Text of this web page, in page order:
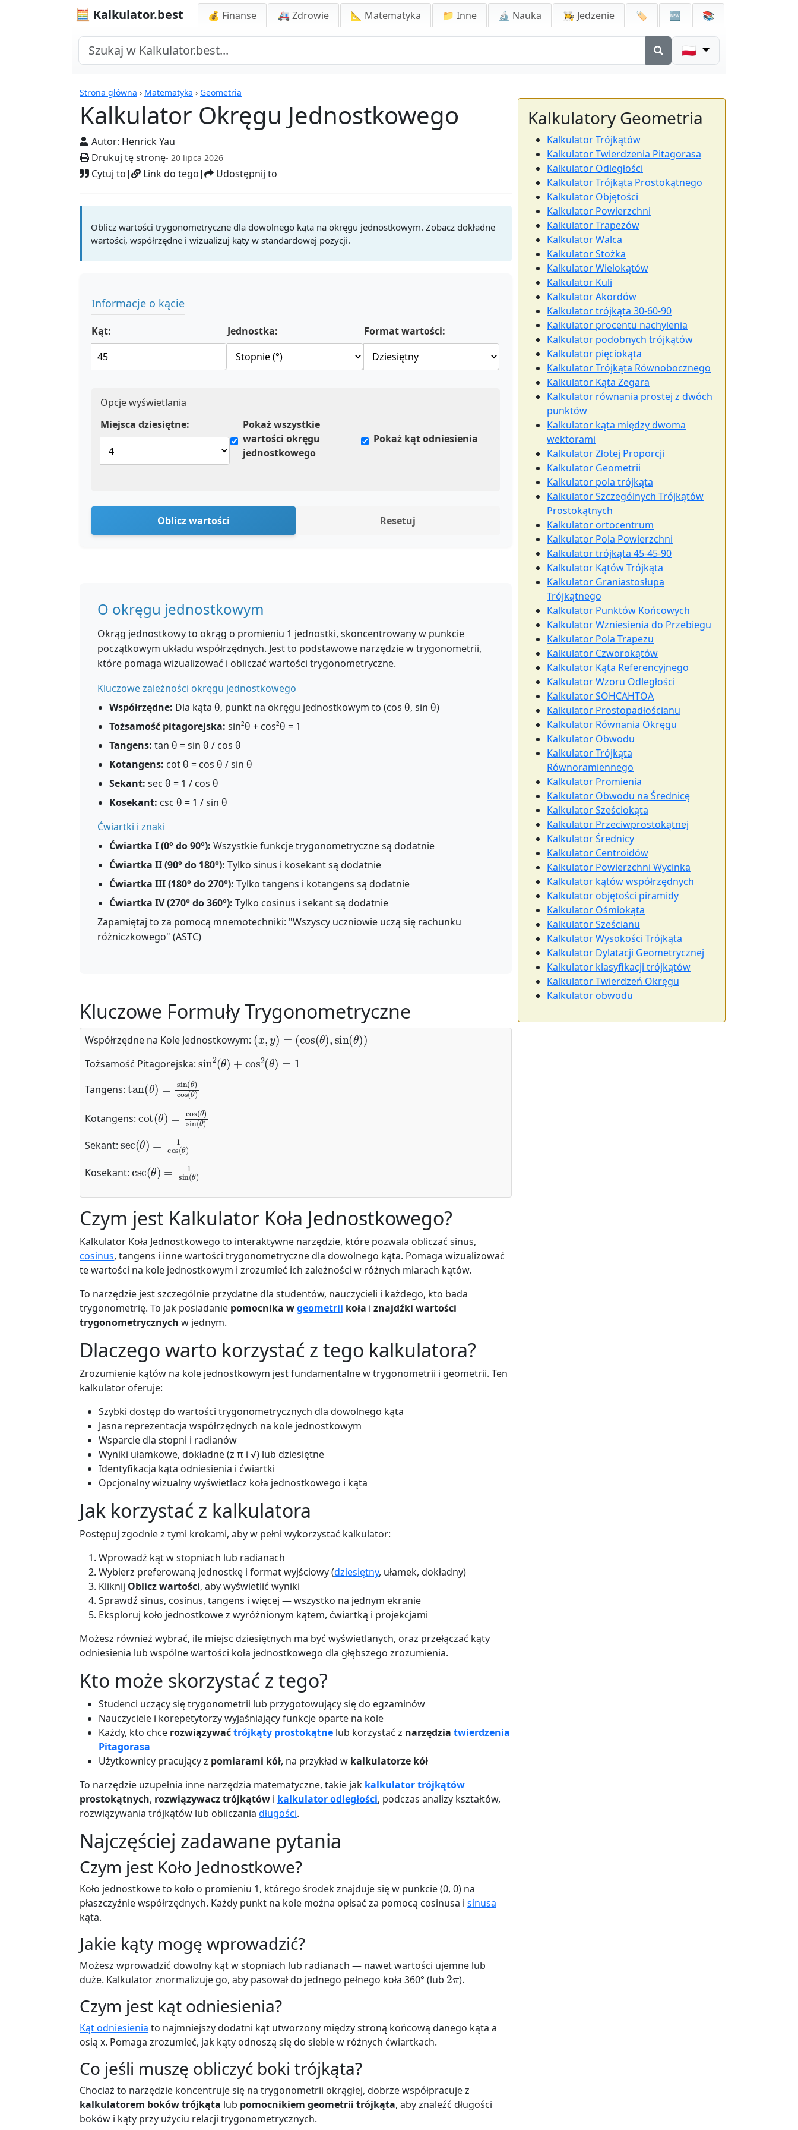
🧮 Kalkulator.best 💰 Finanse 🚑 Zdrowie 📐 Matematyka 📁 Inne 🔬 Nauka 👩‍🍳 Jedzenie 🏷️ 🆕 📚
🇵🇱
Strona główna › Matematyka › Geometria
Kalkulator Okręgu Jednostkowego
Autor: Henrick Yau
Drukuj tę stronę- 20 lipca 2026
Cytuj to| Link do tego| Udostępnij to
Kalkulatory
Oblicz wartości trygonometryczne dla dowolnego kąta na okręgu jednostkowym. Zobacz dokładne
wartości, współrzędne i wizualizuj kąty w standardowej pozycji.
Informacje o kącie
Kąt: Jednostka: Format wartości:
Opcje wyświetlania
Miejsca dziesiętne:
Pokaż wszystkie
wartości okręgu
jednostkowego
Pokaż kąt odniesienia
Oblicz wartości Resetuj
O okręgu jednostkowym
Okrąg jednostkowy to okrąg o promieniu 1 jednostki, skoncentrowany w punkcie
początkowym układu współrzędnych. Jest to podstawowe narzędzie w trygonometrii,
które pomaga wizualizować i obliczać wartości trygonometryczne.
Kluczowe zależności okręgu jednostkowego
Współrzędne: Dla kąta θ, punkt na okręgu jednostkowym to (cos θ, sin θ)
Tożsamość pitagorejska: sin²θ + cos²θ = 1
Tangens: tan θ = sin θ / cos θ
Kotangens: cot θ = cos θ / sin θ
Sekant: sec θ = 1 / cos θ
Kosekant: csc θ = 1 / sin θ
Ćwiartki i znaki
Ćwiartka I (0° do 90°): Wszystkie funkcje trygonometryczne są dodatnie
Ćwiartka II (90° do 180°): Tylko sinus i kosekant są dodatnie
Ćwiartka III (180° do 270°): Tylko tangens i kotangens są dodatnie
Ćwiartka IV (270° do 360°): Tylko cosinus i sekant są dodatnie
Zapamiętaj to za pomocą mnemotechniki: "Wszyscy uczniowie uczą się rachunku
różniczkowego" (ASTC)
Kluczowe Formuły Trygonometryczne
Współrzędne na Kole Jednostkowym:
(x,y)=(cos(θ),sin(θ))
Tożsamość Pitagorejska:
sin2(θ 2(θ
Tangens:
tan (θ) sin(θ)cos
Kotangens:
(θ cos(θ)
Sekant:
(θ cos
Kosekant:
(θ sin
Czym jest Kalkulator Koła Jednostkowego?
Kalkulator Koła Jednostkowego to interaktywne narzędzie, które pozwala obliczać sinus,
cosinus, tangens i inne wartości trygonometryczne dla dowolnego kąta. Pomaga wizualizować
te wartości na kole jednostkowym i zrozumieć ich zależności w różnych miarach kątów.
To narzędzie jest szczególnie przydatne dla studentów, nauczycieli i każdego, kto bada
trygonometrię. To jak posiadanie pomocnika wgeometrii koła i znajdźki wartości
trygonometrycznych w jednym.
Dlaczego warto korzystać z tego kalkulatora?
Zrozumienie kątów na kole jednostkowym jest fundamentalne w trygonometrii i geometrii. Ten
kalkulator oferuje:
Szybki dostęp do wartości trygonometrycznych dla dowolnego kąta
Jasna reprezentacja współrzędnych na kole jednostkowym
Wsparcie dla stopni i radianów
Wyniki ułamkowe, dokładne (z π i √) lub dziesiętne
Identyfikacja kąta odniesienia i ćwiartki
Opcjonalny wizualny wyświetlacz koła jednostkowego i kąta
Jak korzystać z kalkulatora
Postępuj zgodnie z tymi krokami, aby w pełni wykorzystać kalkulator:
Wprowadź kąt w stopniach lub radianach
Wybierz preferowaną jednostkę i format wyjściowy (dziesiętny, ułamek, dokładny)
Kliknij Oblicz wartości, aby wyświetlić wyniki
Sprawdź sinus, cosinus, tangens i więcej — wszystko na jednym ekranie
Eksploruj koło jednostkowe z wyróżnionym kątem, ćwiartką i projekcjami
Możesz również wybrać, ile miejsc dziesiętnych ma być wyświetlanych, oraz przełączać kąty
odniesienia lub wspólne wartości koła jednostkowego dla głębszego zrozumienia.
Kto może skorzystać z tego?
Studenci uczący się trygonometrii lub przygotowujący się do egzaminów
Nauczyciele i korepetytorzy wyjaśniający funkcje oparte na kole
Każdy, kto chce rozwiązywaćtrójkąty prostokątne lub korzystać z narzędzia twierdzenia
Pitagorasa
Użytkownicy pracujący z pomiarami kół, na przykład w kalkulatorze kół
To narzędzie uzupełnia inne narzędzia matematyczne, takie jak kalkulator trójkątów
prostokątnych, rozwiązywacz trójkątów i kalkulator odległości, podczas analizy kształtów,
rozwiązywania trójkątów lub obliczania długości.
Najczęściej zadawane pytania
Czym jest Koło Jednostkowe?
Koło jednostkowe to koło o promieniu 1, którego środek znajduje się w punkcie (0, 0) na
płaszczyźnie współrzędnych. Każdy punkt na kole można opisać za pomocą cosinusa i sinusa
kąta.
Jakie kąty mogę wprowadzić?
Możesz wprowadzić dowolny kąt w stopniach lub radianach — nawet wartości ujemne lub
duże. Kalkulator znormalizuje go, aby pasował do jednego pełnego koła 360° (lub
2π
).
Czym jest kąt odniesienia?
Kąt odniesienia to najmniejszy dodatni kąt utworzony między stroną końcową danego kąta a
osią x. Pomaga zrozumieć, jak kąty odnoszą się do siebie w różnych ćwiartkach.
Co jeśli muszę obliczyć boki trójkąta?
Chociaż to narzędzie koncentruje się na trygonometrii okrągłej, dobrze współpracuje z
kalkulatorem boków trójkąta lub pomocnikiem geometrii trójkąta, aby znaleźć długości
boków i kąty przy użyciu relacji trygonometrycznych.
Kalkulatory Geometria
Kalkulator Trójkątów
Kalkulator Twierdzenia Pitagorasa
Kalkulator Odległości
Kalkulator Trójkąta Prostokątnego
Kalkulator Objętości
Kalkulator Powierzchni
Kalkulator Trapezów
Kalkulator Walca
Kalkulator Stożka
Kalkulator Wielokątów
Kalkulator Kuli
Kalkulator Akordów
Kalkulator trójkąta 30-60-90
Kalkulator procentu nachylenia
Kalkulator podobnych trójkątów
Kalkulator pięciokąta
Kalkulator Trójkąta Równobocznego
Kalkulator Kąta Zegara
Kalkulator równania prostej z dwóch
punktów
Kalkulator kąta między dwoma
wektorami
Kalkulator Złotej Proporcji
Kalkulator Geometrii
Kalkulator pola trójkąta
Kalkulator Szczególnych Trójkątów
Prostokątnych
Kalkulator ortocentrum
Kalkulator Pola Powierzchni
Kalkulator trójkąta 45-45-90
Kalkulator Kątów Trójkąta
Kalkulator Graniastosłupa
Trójkątnego
Kalkulator Punktów Końcowych
Kalkulator Wzniesienia do Przebiegu
Kalkulator Pola Trapezu
Kalkulator Czworokątów
Kalkulator Kąta Referencyjnego
Kalkulator Wzoru Odległości
Kalkulator SOHCAHTOA
Kalkulator Prostopadłościanu
Kalkulator Równania Okręgu
Kalkulator Obwodu
Kalkulator Trójkąta
Równoramiennego
Kalkulator Promienia
Kalkulator Obwodu na Średnicę
Kalkulator Sześciokąta
Kalkulator Przeciwprostokątnej
Kalkulator Średnicy
Kalkulator Centroidów
Kalkulator Powierzchni Wycinka
Kalkulator kątów współrzędnych
Kalkulator objętości piramidy
Kalkulator Ośmiokąta
Kalkulator Sześcianu
Kalkulator Wysokości Trójkąta
Kalkulator Dylatacji Geometrycznej
Kalkulator klasyfikacji trójkątów
Kalkulator Twierdzeń Okręgu
Kalkulator obwodu